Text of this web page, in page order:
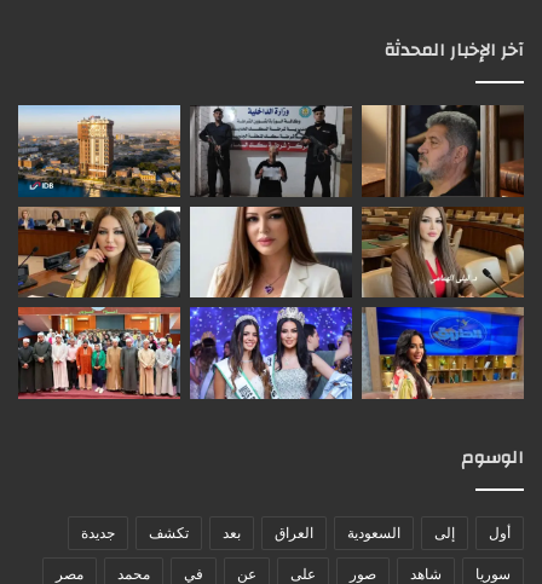
آخر الإخبار المحدثة
الوسوم
أول إلى السعودية العراق بعد تكشف جديدة
سوريا شاهد صور على عن في محمد مصر